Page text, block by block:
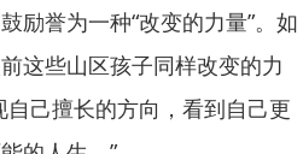
誉为一种“改变的力量”。如
这些山区孩子同样改变的力
己擅长的方向，看到自己更